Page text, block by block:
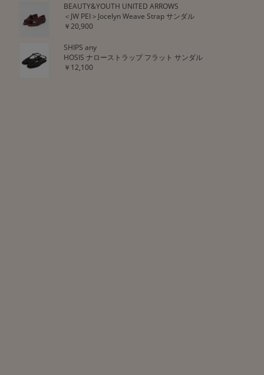
BEAUTY&YOUTH UNITED ARROWS
＜JW PEI＞Jocelyn Weave Strap サンダル
￥20,900
SHIPS any
HOSIS ナローストラップ フラット サンダル
￥12,100